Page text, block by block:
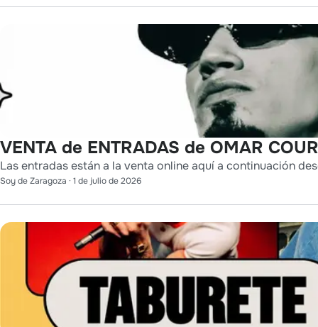
VENTA de ENTRADAS de OMAR
Las entradas están a la venta online aquí a continuación
Soy de Zaragoza · 1 de julio de 2026